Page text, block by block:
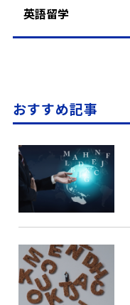
英語留学
おすすめ記事